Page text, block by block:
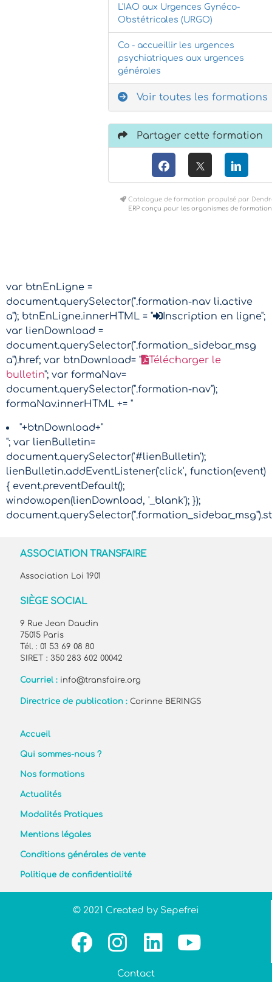
L'IAO aux Urgences Gynéco-
Obstétricales (URGO)
Co - accueillir les urgences
psychiatriques aux urgences
générales
Voir toutes les formations
Partager cette formation
Catalogue de formation propulsé par
ERP conçu pour les organismes de formation
var btnEnLigne =
document.querySelector(".formation-nav li.active
a"); btnEnLigne.innerHTML = "
Inscription en ligne";
var lienDownload =
document.querySelector(".formation_sidebar_msg
a").href; var btnDownload= "
Télécharger le
bulletin"; var formaNav=
document.querySelector(".formation-nav");
formaNav.innerHTML += "
"+btnDownload+"
"; var lienBulletin=
document.querySelector('#lienBulletin');
lienBulletin.addEventListener('click', function(event)
{ event.preventDefault();
window.open(lienDownload, '_blank'); });
ASSOCIATION TRANSFAIRE
Association Loi 1901
SIÈGE SOCIAL
9 Rue Jean Daudin
75015 Paris
Tél. : 01 53 69 08 80
SIRET : 350 283 602 00042
Courriel : info@transfaire.org
Directrice de publication :Corinne BERINGS
Accueil
Qui sommes-nous ?
Nos formations
Actualités
Modalités Pratiques
Mentions légales
Conditions générales de vente
Politique de confidentialité
© 2021 Created by Sepefrei
Contact